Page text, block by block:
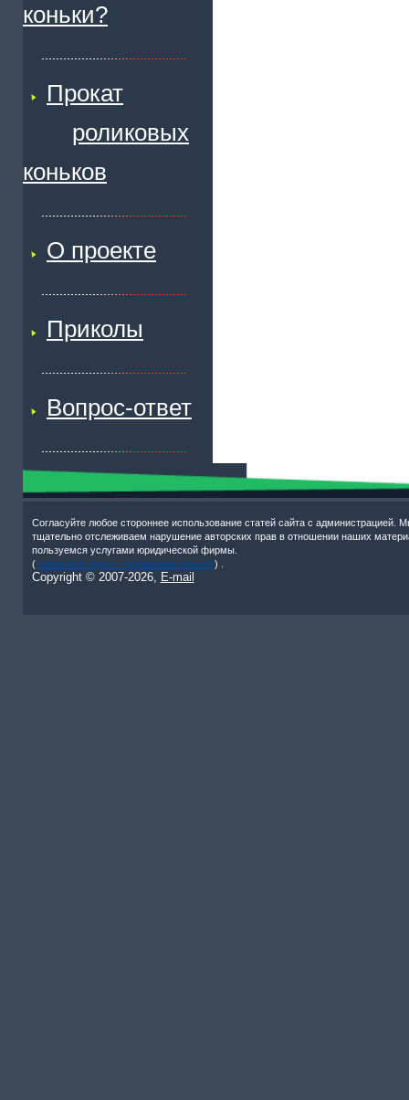
коньки?
Прокат
роликовых
коньков
О проекте
Приколы
Вопрос-ответ
Согласуйте любое стороннее использование статей сайта с администрацией.
тщательно отслеживаем нарушение авторских прав в отношении наших
пользуемся услугами юридической фирмы.
(Активный отдых – роликовые коньки! ) .
Copyright © 2007-2026, E-mail